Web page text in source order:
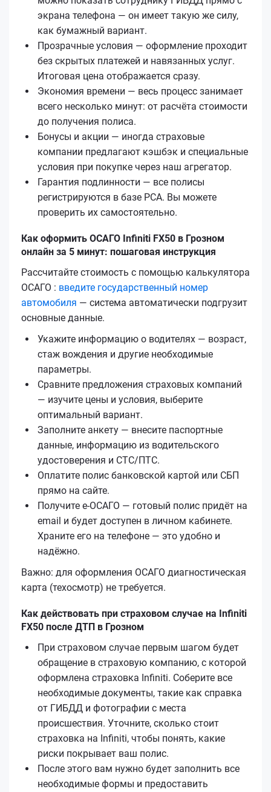
экрана телефона — он имеет такую же силу,
как бумажный вариант.
Прозрачные условия — оформление проходит
без скрытых платежей и навязанных услуг.
Итоговая цена отображается сразу.
Экономия времени — весь процесс занимает
всего несколько минут: от расчёта стоимости
до получения полиса.
Бонусы и акции — иногда страховые
компании предлагают кэшбэк и специальные
условия при покупке через наш агрегатор.
Гарантия подлинности — все полисы
регистрируются в базе РСА. Вы можете
проверить их самостоятельно.
Как оформить ОСАГО Infiniti FX50 в Грозном
онлайн за 5 минут: пошаговая инструкция
Рассчитайте стоимость с помощью калькулятора
ОСАГО : введите государственный номер
автомобиля — система автоматически подгрузит
основные данные.
Укажите информацию о водителях — возраст,
стаж вождения и другие необходимые
параметры.
Сравните предложения страховых компаний
— изучите цены и условия, выберите
оптимальный вариант.
Заполните анкету — внесите паспортные
данные, информацию из водительского
удостоверения и СТС/ПТС.
Оплатите полис банковской картой или СБП
прямо на сайте.
Получите е‑ОСАГО — готовый полис придёт на
email и будет доступен в личном кабинете.
Храните его на телефоне — это удобно и
надёжно.
Важно: для оформления ОСАГО диагностическая
карта (техосмотр) не требуется.
Как действовать при страховом случае на Infiniti
FX50 после ДТП в Грозном
При страховом случае первым шагом будет
обращение в страховую компанию, с которой
оформлена страховка Infiniti. Соберите все
необходимые документы, такие как справка
от ГИБДД и фотографии с места
происшествия. Уточните, сколько стоит
страховка на Infiniti, чтобы понять, какие
риски покрывает ваш полис.
После этого вам нужно будет заполнить все
необходимые формы и предоставить